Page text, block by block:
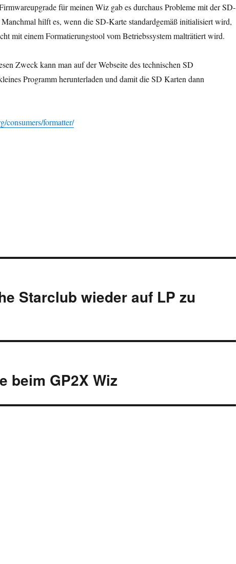
für meinen Wiz gab es durchaus Probleme mit der SD-
hilft es, wenn die SD-Karte standardgemäß initialisiert wird,
mit einem Formatierungstool vom Betriebssystem malträtiert wird.
Zweck kann man auf der Webseite des technischen SD
Programm herunterladen und damit die SD Karten dann
consumers/formatter/
Starclub wieder auf LP zu
beim GP2X Wiz